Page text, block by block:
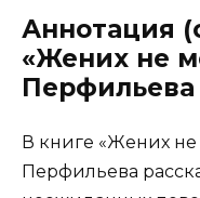
Аннотация
«Жених не
Перфильева
В книге «Жених
Перфильева